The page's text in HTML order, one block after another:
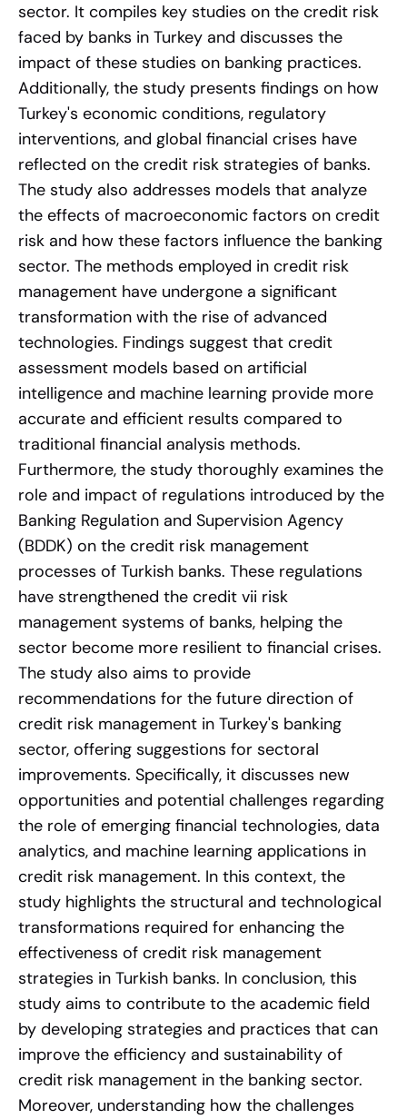
sector. It compiles key studies on the credit risk
faced by banks in Turkey and discusses the
impact of these studies on banking practices.
Additionally, the study presents findings on how
Turkey's economic conditions, regulatory
interventions, and global financial crises have
reflected on the credit risk strategies of banks.
The study also addresses models that analyze
the effects of macroeconomic factors on credit
risk and how these factors influence the banking
sector. The methods employed in credit risk
management have undergone a significant
transformation with the rise of advanced
technologies. Findings suggest that credit
assessment models based on artificial
intelligence and machine learning provide more
accurate and efficient results compared to
traditional financial analysis methods.
Furthermore, the study thoroughly examines the
role and impact of regulations introduced by the
Banking Regulation and Supervision Agency
(BDDK) on the credit risk management
processes of Turkish banks. These regulations
have strengthened the credit vii risk
management systems of banks, helping the
sector become more resilient to financial crises.
The study also aims to provide
recommendations for the future direction of
credit risk management in Turkey's banking
sector, offering suggestions for sectoral
improvements. Specifically, it discusses new
opportunities and potential challenges regarding
the role of emerging financial technologies, data
analytics, and machine learning applications in
credit risk management. In this context, the
study highlights the structural and technological
transformations required for enhancing the
effectiveness of credit risk management
strategies in Turkish banks. In conclusion, this
study aims to contribute to the academic field
by developing strategies and practices that can
improve the efficiency and sustainability of
credit risk management in the banking sector.
Moreover, understanding how the challenges